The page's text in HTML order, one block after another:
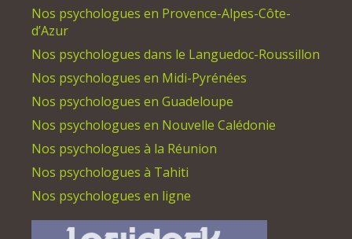
Nos psychologues en Provence-Alpes-Côte-
d’Azur
Nos psychologues dans le Languedoc-Roussillon
Nos psychologues en Midi-Pyrénées
Nos psychologues en Guadeloupe
Nos psychologues en Nouvelle Calédonie
Nos psychologues à la Réunion
Nos psychologues à Tahiti
Nos psychologues en ligne